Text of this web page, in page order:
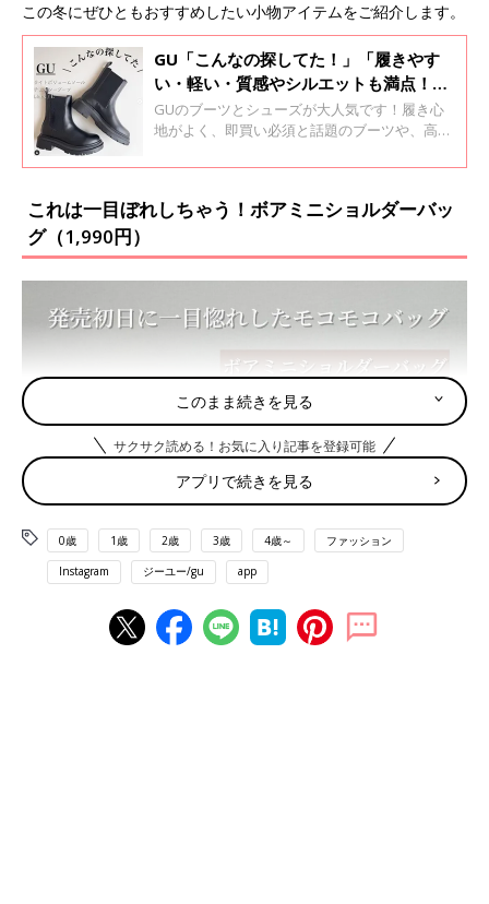
この冬にぜひともおすすめしたい小物アイテムをご紹介します。
GU「こんなの探してた！」「履きやす
い・軽い・質感やシルエットも満点！」
話題のブーツ＆シューズ4選
GUのブーツとシューズが大人気です！履き心
地がよく、即買い必須と話題のブーツや、高見
いデザインばかり！まさに、これからの時期の
ツ＆シューズをご紹介します。
これは一目ぼれしちゃう！ボアミニショルダーバッ
グ（1,990円）
このまま続きを見る
サクサク読める！お気に入り記事を登録可能
アプリで続きを見る
0歳 1歳 2歳 3歳 4歳～ ファッション
Instagram ジーユー/gu app